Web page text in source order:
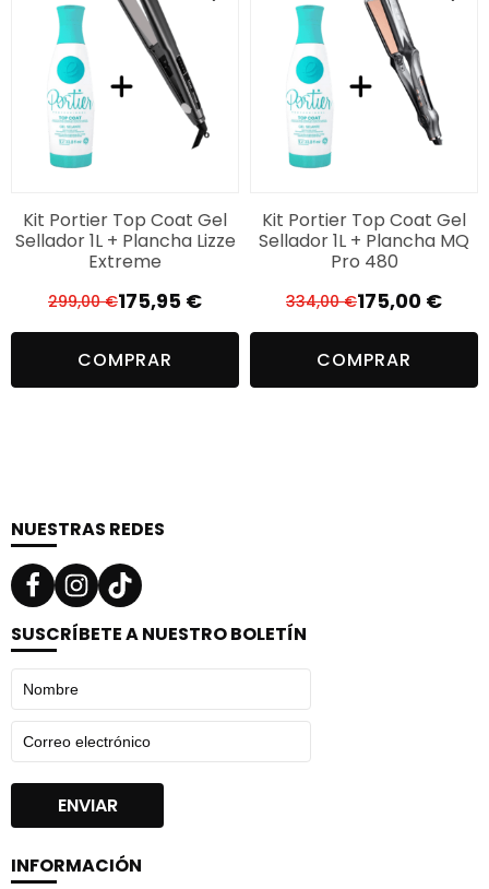
Kit Portier Top Coat Gel
Sellador 1L + Plancha Lizze
Extreme
299,00€ El
precio
original
era:
175,95 €
El
precio
actual
es:
COMPRAR
Kit Portier Top Coat Gel
Sellador 1L + Plancha MQ
Pro 480
334,00€ El
precio
original
era:
175,00 €
El
precio
actual
es:
COMPRAR
NUESTRAS REDES
SUSCRÍBETE A NUESTRO BOLETÍN
INFORMACIÓN